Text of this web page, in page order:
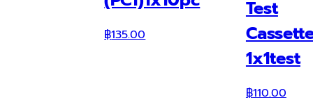
฿135.00
Test
1x1test
฿110.00